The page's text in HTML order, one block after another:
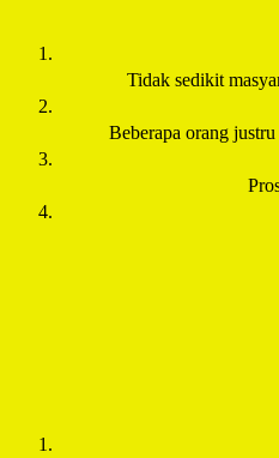
Tidak sedikit
Beberapa orang